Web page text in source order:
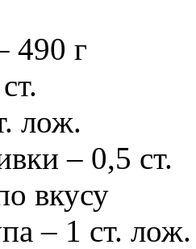
490 г
лож.
– 0,5 ст.
вкусу
– 1 ст. лож.